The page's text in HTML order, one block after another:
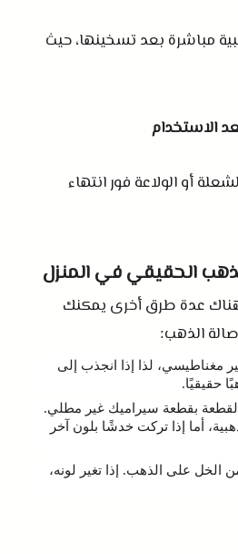
مباشرة بعد تسخينها، حيث
الاستخدام
أو الولاعة فور انتهاء
الحقيقي في المنزل
هناك عدة طرق أخرى يمكنك
الذهب:
مغناطيسي، لذا إذا انجذب إلى
حقيقيًا.
بقطعة سيراميك غير مطلي.
أما إذا تركت خدشًا بلون آخر
الخل على الذهب. إذا تغير لونه،